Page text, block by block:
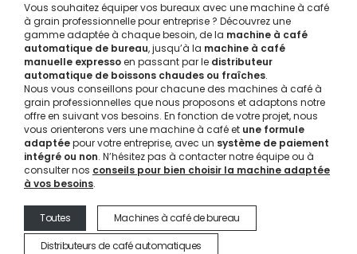
Vous souhaitez équiper vos bureaux avec une machine à café
à grain professionnelle pour entreprise ? Découvrez une
gamme adaptée à chaque besoin, de la machine à café
automatique de bureau, jusqu’à la machine à café
manuelle expressoen passant par le distributeur
automatique de boissons chaudes ou fraîches.
Nous vous conseillons pour chacune des machines à café à
grain professionnelles que nous proposons et adaptons notre
offre en suivant vos besoins. En fonction de votre projet, nous
vous orienterons vers une machine à café et une formule
adaptéepour votre entreprise, avec un système de paiement
intégré ou non. N’hésitez pas à contacter notre équipe ou à
consulter nos conseils pour bien choisir la machine adaptée
à vos besoins.
Toutes Machines à café de bureau
Distributeurs de café automatiques